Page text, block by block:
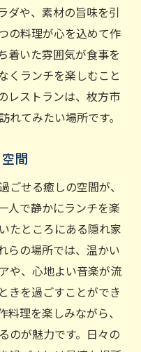
ダや、素材の旨味を引
の料理が心を込めて作
着いた雰囲気が食事を
くランチを楽しむこと
レストランは、枚方市
てみたい場所です。
間
ごせる癒しの空間が、
人で静かにランチを楽
たところにある隠れ家
らの場所では、温かい
や、心地よい音楽が流
きを過ごすことができ
料理を楽しみながら、
のが魅力です。日々の